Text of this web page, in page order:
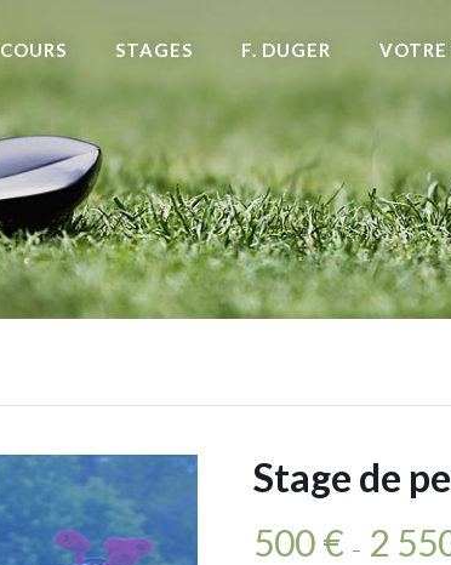
COURS STAGES F. DUGER VOTRE
Stage de
500€ – 2